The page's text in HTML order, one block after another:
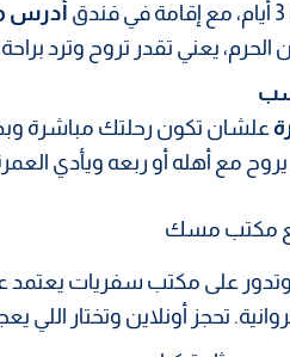
أدرس
يعني تقدر تروح وترد
علشان تكون رحلتك مباشرة
مع أهله أو ربعه ويأدي
مع مكتب مسك
وتدور على مكتب سفريات يعتمد
تحجز أونلاين وتختار اللي